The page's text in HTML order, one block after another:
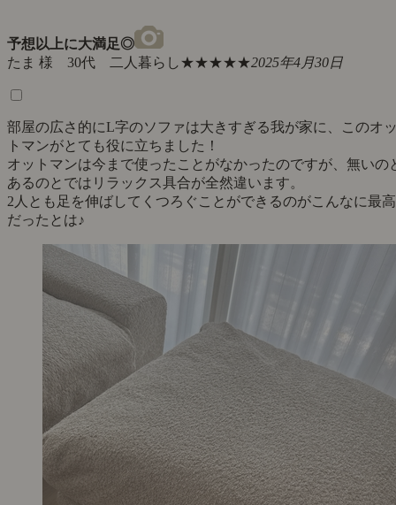
予想以上に大満足◎
たま 様 30代 二人暮らし★★★★★2025年4月30日
部屋の広さ的にL字のソファは大きすぎる我が家に、このオ
トマンがとても役に立ちました！
オットマンは今まで使ったことがなかったのですが、無いの
あるのとではリラックス具合が全然違います。
2人とも足を伸ばしてくつろぐことができるのがこんなに最高
だったとは♪